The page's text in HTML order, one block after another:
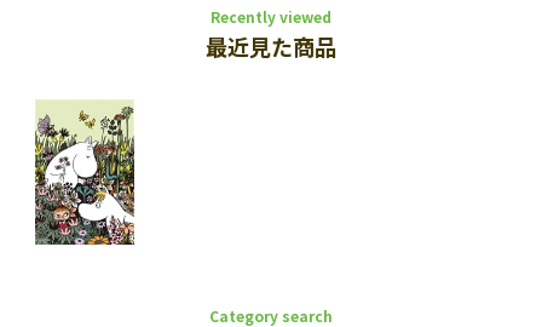
Recently viewed
最近見た商品
Category search